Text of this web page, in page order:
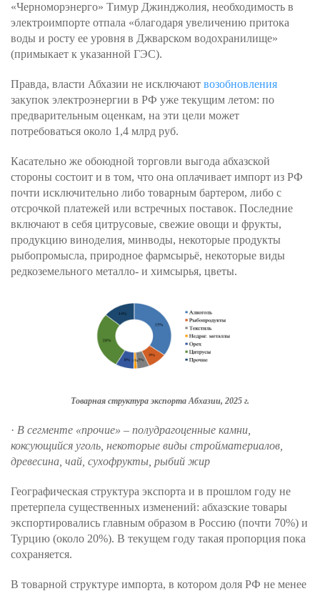
«Черноморэнерго» Тимур Джинджолия, необходимость в
электроимпорте отпала «благодаря увеличению притока
воды и росту ее уровня в Джварском водохранилище»
(примыкает к указанной ГЭС).
Правда, власти Абхазии не исключают возобновления
закупок электроэнергии в РФ уже текущим летом: по
предварительным оценкам, на эти цели может
потребоваться около 1,4 млрд руб.
Касательно же обоюдной торговли выгода абхазской
стороны состоит и в том, что она оплачивает импорт из РФ
почти исключительно либо товарным бартером, либо с
отсрочкой платежей или встречных поставок. Последние
включают в себя цитрусовые, свежие овощи и фрукты,
продукцию виноделия, минводы, некоторые продукты
рыбопромысла, природное фармсырьё, некоторые виды
редкоземельного металло- и химсырья, цветы.
Товарная структура экспорта Абхазии, 2025 г.
· В сегменте «прочие» – полудрагоценные камни,
коксующийся уголь, некоторые виды стройматериалов,
древесина, чай, сухофрукты, рыбий жир
Географическая структура экспорта и в прошлом году не
претерпела существенных изменений: абхазские товары
экспортировались главным образом в Россию (почти 70%) и
Турцию (около 20%). В текущем году такая пропорция пока
сохраняется.
В товарной структуре импорта, в котором доля РФ не менее